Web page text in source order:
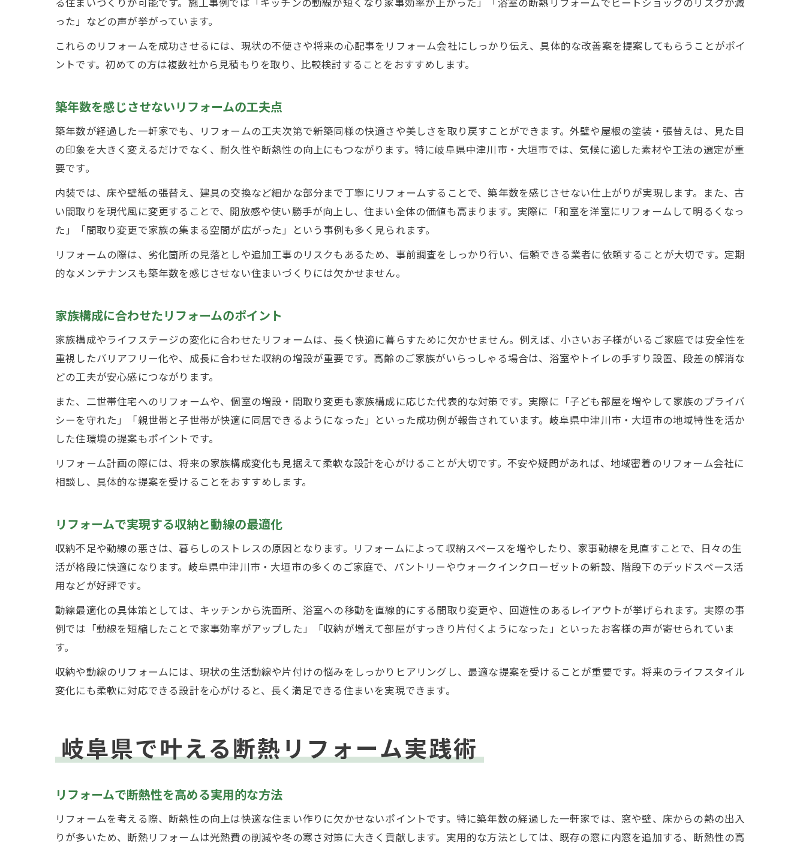
リフォーム業者選びの重要チェック項目
安心できる住まい実現へのリフォーム計画
将来を見据えたリフォーム計画の立て方
リフォーム後の満足度を高める計画方法
住まいの安全性を強化するリフォーム案
る住まいづくりが可能です。施工事例では「キッチンの動線が短くなり家事効率が上がった」「浴室の断熱リフォームでヒートショックのリスクが減
った」などの声が挙がっています。
これらのリフォームを成功させるには、現状の不便さや将来の心配事をリフォーム会社にしっかり伝え、具体的な改善案を提案してもらうことがポイ
ントです。初めての方は複数社から見積もりを取り、比較検討することをおすすめします。
築年数を感じさせないリフォームの工夫点
築年数が経過した一軒家でも、リフォームの工夫次第で新築同様の快適さや美しさを取り戻すことができます。外壁や屋根の塗装・張替えは、見た目
の印象を大きく変えるだけでなく、耐久性や断熱性の向上にもつながります。特に岐阜県中津川市・大垣市では、気候に適した素材や工法の選定が重
要です。
内装では、床や壁紙の張替え、建具の交換など細かな部分まで丁寧にリフォームすることで、築年数を感じさせない仕上がりが実現します。また、古
い間取りを現代風に変更することで、開放感や使い勝手が向上し、住まい全体の価値も高まります。実際に「和室を洋室にリフォームして明るくなっ
た」「間取り変更で家族の集まる空間が広がった」という事例も多く見られます。
リフォームの際は、劣化箇所の見落としや追加工事のリスクもあるため、事前調査をしっかり行い、信頼できる業者に依頼することが大切です。定期
的なメンテナンスも築年数を感じさせない住まいづくりには欠かせません。
家族構成に合わせたリフォームのポイント
家族構成やライフステージの変化に合わせたリフォームは、長く快適に暮らすために欠かせません。例えば、小さいお子様がいるご家庭では安全性を
重視したバリアフリー化や、成長に合わせた収納の増設が重要です。高齢のご家族がいらっしゃる場合は、浴室やトイレの手すり設置、段差の解消な
どの工夫が安心感につながります。
また、二世帯住宅へのリフォームや、個室の増設・間取り変更も家族構成に応じた代表的な対策です。実際に「子ども部屋を増やして家族のプライバ
シーを守れた」「親世帯と子世帯が快適に同居できるようになった」といった成功例が報告されています。岐阜県中津川市・大垣市の地域特性を活か
した住環境の提案もポイントです。
リフォーム計画の際には、将来の家族構成変化も見据えて柔軟な設計を心がけることが大切です。不安や疑問があれば、地域密着のリフォーム会社に
相談し、具体的な提案を受けることをおすすめします。
リフォームで実現する収納と動線の最適化
収納不足や動線の悪さは、暮らしのストレスの原因となります。リフォームによって収納スペースを増やしたり、家事動線を見直すことで、日々の生
活が格段に快適になります。岐阜県中津川市・大垣市の多くのご家庭で、パントリーやウォークインクローゼットの新設、階段下のデッドスペース活
用などが好評です。
動線最適化の具体策としては、キッチンから洗面所、浴室への移動を直線的にする間取り変更や、回遊性のあるレイアウトが挙げられます。実際の事
例では「動線を短縮したことで家事効率がアップした」「収納が増えて部屋がすっきり片付くようになった」といったお客様の声が寄せられていま
す。
収納や動線のリフォームには、現状の生活動線や片付けの悩みをしっかりヒアリングし、最適な提案を受けることが重要です。将来のライフスタイル
変化にも柔軟に対応できる設計を心がけると、長く満足できる住まいを実現できます。
岐阜県で叶える断熱リフォーム実践術
リフォームで断熱性を高める実用的な方法
リフォームを考える際、断熱性の向上は快適な住まい作りに欠かせないポイントです。特に築年数の経過した一軒家では、窓や壁、床からの熱の出入
りが多いため、断熱リフォームは光熱費の削減や冬の寒さ対策に大きく貢献します。実用的な方法としては、既存の窓に内窓を追加する、断熱性の高
お問い合わせはこちら
お問い合わせはこちら